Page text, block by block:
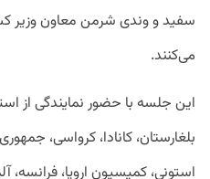
سفید و وندی شرمن معاون وزیر
می‌کنند.
این جلسه با حضور نمایندگی از
بلغارستان، کانادا، کرواسی،
استونی، کمیسیون اروپا، فرانسه،